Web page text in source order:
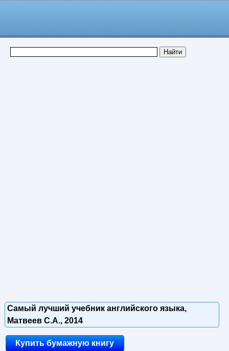
Самый лучший учебник английского языка,
Матвеев С.А., 2014
Купить бумажную книгу